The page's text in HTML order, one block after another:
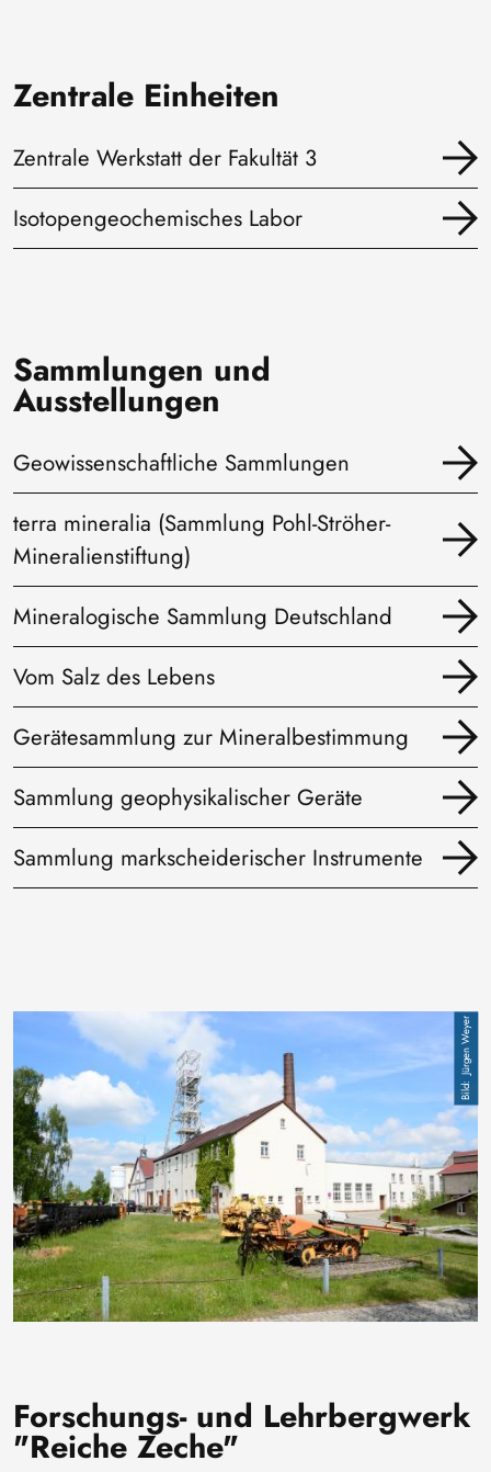
Zentrale Einheiten
Zentrale Werkstatt der Fakultät 3
Isotopengeochemisches Labor
Sammlungen und
Ausstellungen
Geowissenschaftliche Sammlungen
terra mineralia (Sammlung Pohl-Ströher-
Mineralienstiftung)
Mineralogische Sammlung Deutschland
Vom Salz des Lebens
Gerätesammlung zur Mineralbestimmung
Sammlung geophysikalischer Geräte
Sammlung markscheiderischer Instrumente
Jürgen Weyer
Forschungs- und Lehrbergwerk
"Reiche Zeche"